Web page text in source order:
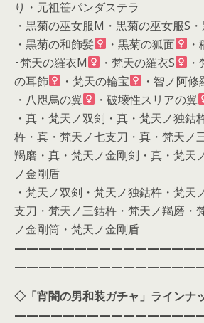
り・元祖笹パンダステラ
・黒菊の巫女服M・黒菊の巫女服S
・黒菊の和飾髪
・黒菊の狐面
･梵天の羅衣M
・梵天の羅衣S
の耳飾
・梵天の輪宝
・智ノ阿修
・八咫烏の翼
・破壊性スリアの翼
・真・梵天ノ双剣・真・梵天ノ独鈷
杵・真・梵天ノ七支刀・真・梵天ノ
羯磨・真・梵天ノ金剛剣・真・梵天
ノ金剛盾
・梵天ノ双剣・梵天ノ独鈷杵・梵天
支刀・梵天ノ三鈷杵・梵天ノ羯磨・
ノ金剛筒・梵天ノ金剛盾
◇「宵闇の男和装ガチャ」ラインナ